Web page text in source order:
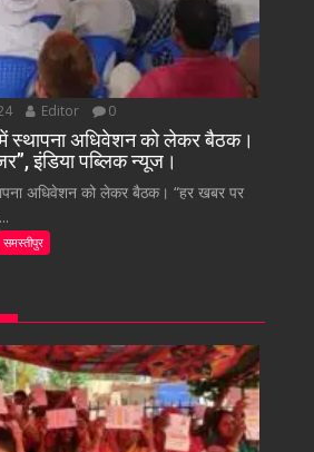
Editor 0
स्थापना अधिवेशन को लेकर बैठक।
इंडिया पब्लिक न्यूज।
अधिवेशन को लेकर बैठक। “हर खबर पर
समस्तीपुर